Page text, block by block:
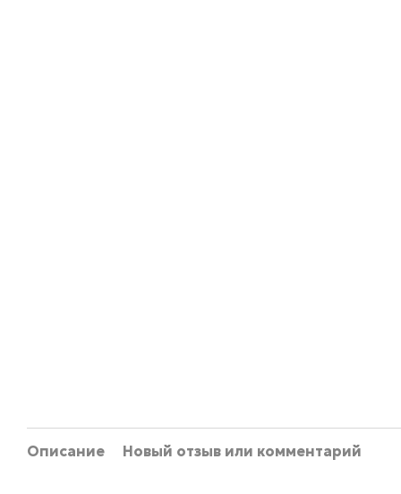
Описание Новый отзыв или комментарий